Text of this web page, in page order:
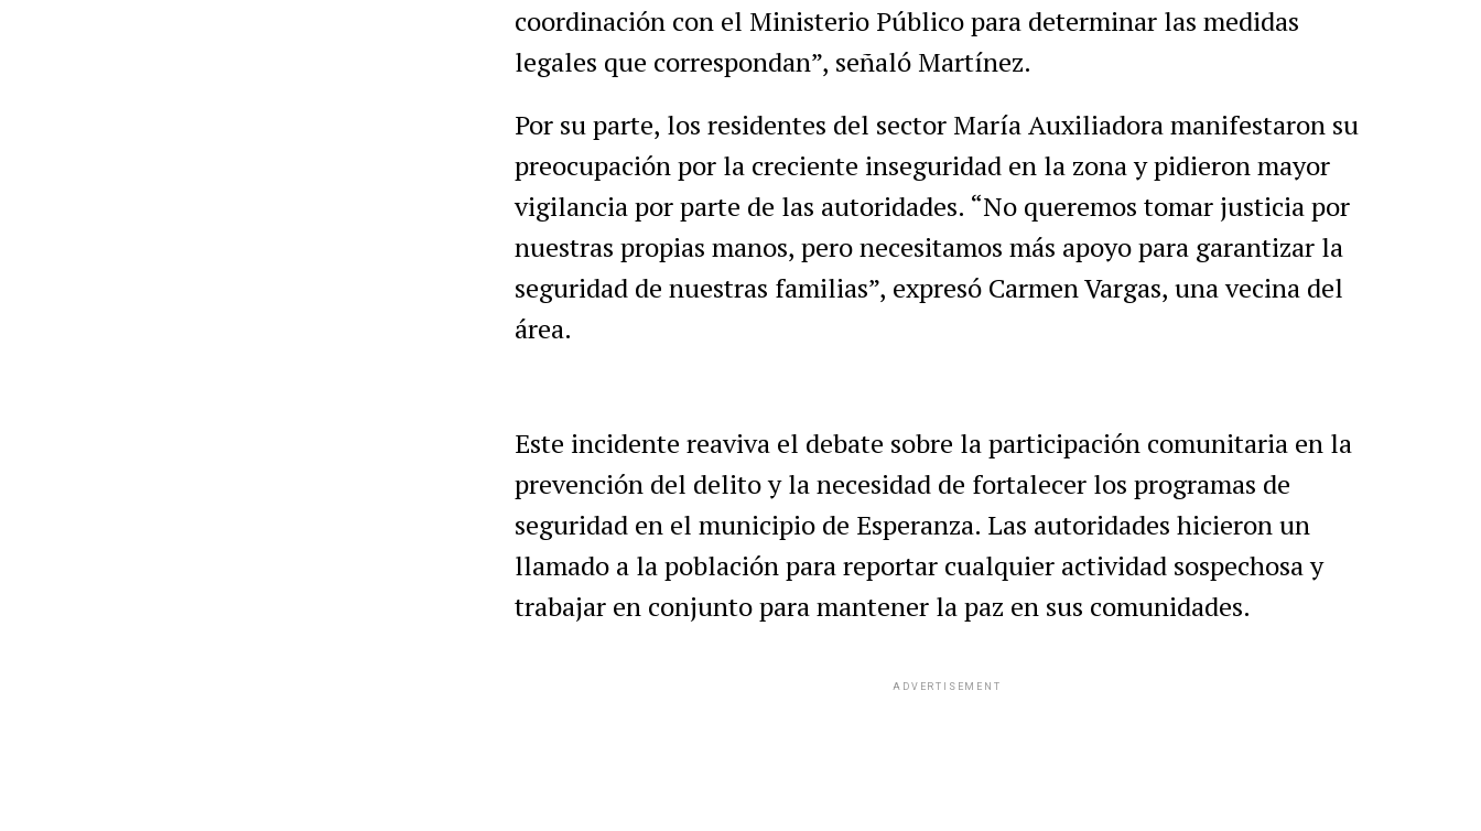
coordinación con el Ministerio Público para determinar las medidas
legales que correspondan”, señaló Martínez.
Por su parte, los residentes del sector María Auxiliadora manifestaron su
preocupación por la creciente inseguridad en la zona y pidieron mayor
vigilancia por parte de las autoridades. “No queremos tomar justicia por
nuestras propias manos, pero necesitamos más apoyo para garantizar la
seguridad de nuestras familias”, expresó Carmen Vargas, una vecina del
área.
Este incidente reaviva el debate sobre la participación comunitaria en la
prevención del delito y la necesidad de fortalecer los programas de
seguridad en el municipio de Esperanza. Las autoridades hicieron un
llamado a la población para reportar cualquier actividad sospechosa y
trabajar en conjunto para mantener la paz en sus comunidades.
ADVERTISEMENT